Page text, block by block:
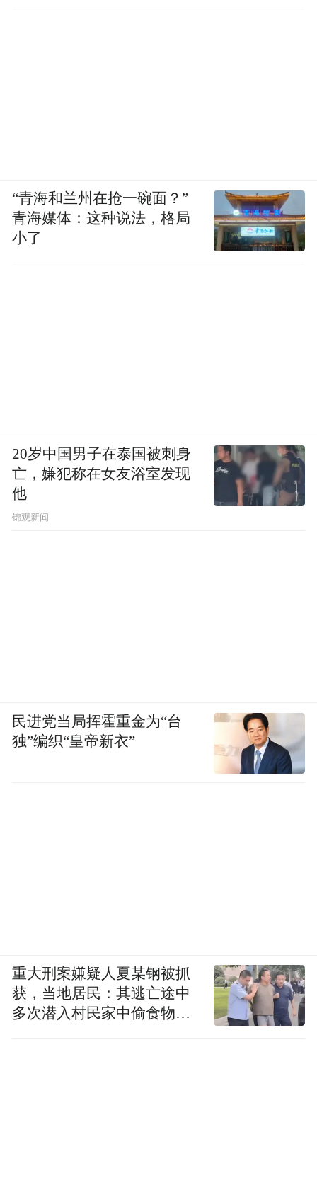
“青海和兰州在抢一碗面？”
青海媒体：这种说法，格局
小了
20岁中国男子在泰国被刺身
亡，嫌犯称在女友浴室发现
他
锦观新闻
民进党当局挥霍重金为“台
独”编织“皇帝新衣”
重大刑案嫌疑人夏某钢被抓
获，当地居民：其逃亡途中
多次潜入村民家中偷食物被